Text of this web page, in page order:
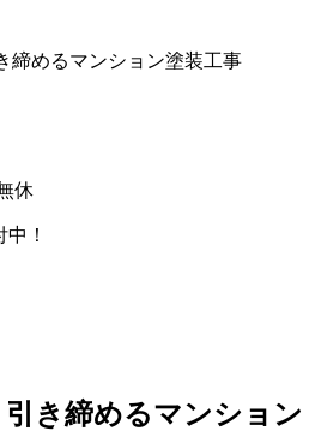
締めるマンション塗装工事
休
！
き締めるマンション